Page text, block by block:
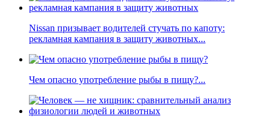
Nissan призывает водителей стучать по капоту:
рекламная кампания в защиту животных...
Чем опасно употребление рыбы в пищу?...